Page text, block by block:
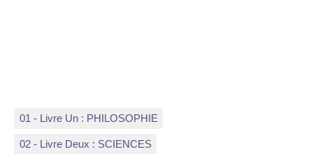
01 - Livre Un : PHILOSOPHIE
02 - Livre Deux : SCIENCES